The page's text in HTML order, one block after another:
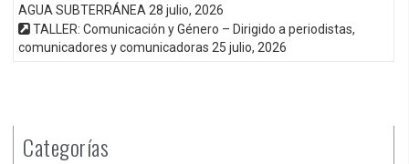
AGUA SUBTERRÁNEA 28 julio, 2026
TALLER: Comunicación y Género – Dirigido a periodistas,
comunicadores y comunicadoras 25 julio, 2026
Categorías